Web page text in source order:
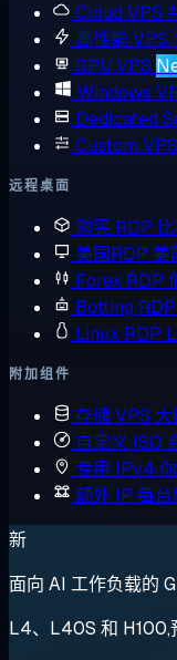
Cloud VPS
高性能 VPS
GPU VPS
Windows
Dedicated
Custom VPS
远程桌面
购买 RDP
美国RDP 美
Forex RDP
Botting RDP
Linux RDP
附加组件
存储 VPS
自定义 ISO
专用 IPv4
额外 IP 每
新
面向 AI 工作负载的
L4、L40S 和 H100,